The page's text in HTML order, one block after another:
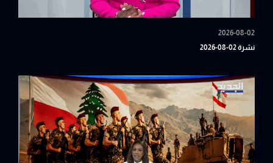
2026-08-02
نشرة 02-08-2026